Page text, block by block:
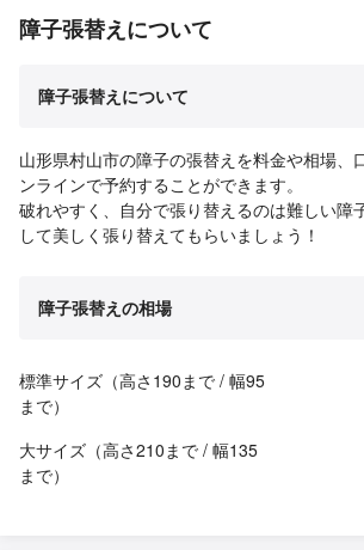
障子張替えについて
障子張替えについて
山形県村山市の障子の張替えを料金や相場、
ンラインで予約することができます。
破れやすく、自分で張り替えるのは難しい障
して美しく張り替えてもらいましょう！
障子張替えの相場
標準サイズ（高さ190まで / 幅95
まで）
大サイズ（高さ210まで / 幅135
まで）